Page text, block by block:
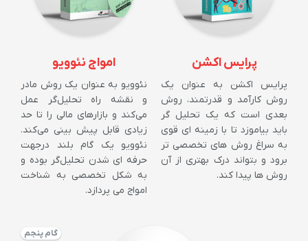
پرایس اکشن
پرایس اکشن به عنوان یک
روش کارآمد و قدرتمند، روش
بعدی است که یک تحلیل گر
باید بیاموزد تا با زمینه ای قوی
به سراغ روش های تخصصی تر
برود و بتواند درک بهتری از آن
روش ها پیدا کند.
امواج نئوویو
نئوویو به عنوان یک روش مادر
و نقشه راه تحلیل‌گر عمل
می‌کند و بازارهای مالی را تا حد
زیادی قابل پیش بینی می‌کند.
نئوویو یک گام بلند درجهت
حرفه ای شدن تحلیل‌گر بوده و
به شکل تخصصی به شناخت
امواج می پردازد.
گام پنجم